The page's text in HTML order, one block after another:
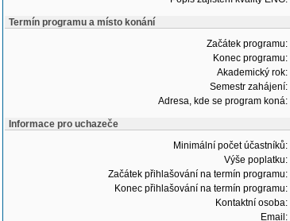
Termín programu a místo konání
Začátek programu:
Konec programu:
Akademický rok:
Semestr zahájení:
Adresa, kde se program koná:
Informace pro uchazeče
Minimální počet účastníků:
Výše poplatku:
Začátek přihlašování na termín programu:
Konec přihlašování na termín programu:
Kontaktní osoba:
Email: